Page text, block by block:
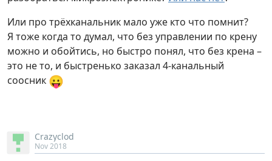
Или про трёхканальник мало уже кто что помнит?
Я тоже когда то думал, что без управлении по крену
можно и обойтись, но быстро понял, что без крена –
это не то, и быстренько заказал 4-канальный
соосник 😛
Crazyclod
Nov 2018